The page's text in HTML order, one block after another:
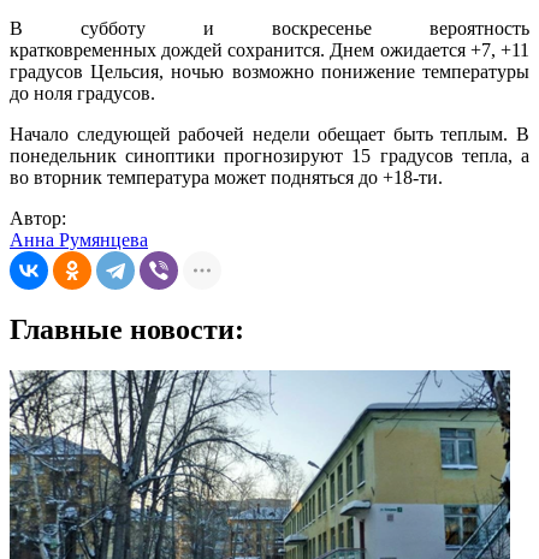
В субботу и воскресенье вероятность
кратковременных дождей сохранится. Днем ожидается +7, +11
градусов Цельсия, ночью возможно понижение температуры
до ноля градусов.
Начало следующей рабочей недели обещает быть теплым. В
понедельник синоптики прогнозируют 15 градусов тепла, а
во вторник температура может подняться до +18-ти.
Автор:
Анна Румянцева
Главные новости: